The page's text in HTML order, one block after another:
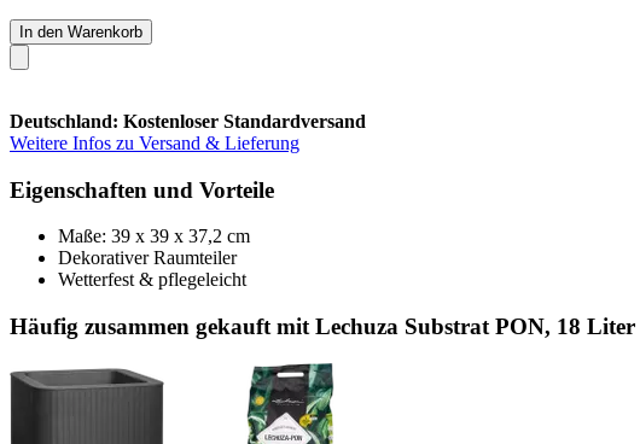
In den Warenkorb
Deutschland: Kostenloser Standardversand
Weitere Infos zu Versand & Lieferung
Eigenschaften und Vorteile
Maße: 39 x 39 x 37,2 cm
Dekorativer Raumteiler
Wetterfest & pflegeleicht
Häufig zusammen gekauft mit Lechuza Substrat PON, 18 Liter